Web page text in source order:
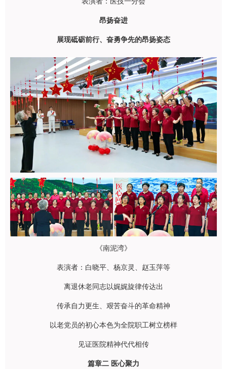
昂扬奋进
展现砥砺前行、奋勇争先的昂扬姿态
《南泥湾》
表演者：白晓平、杨京灵、赵玉萍等
离退休老同志以娓娓旋律传达出
传承自力更生、艰苦奋斗的革命精神
以老党员的初心本色为全院职工树立榜样
见证医院精神代代相传
篇章二 医心聚力